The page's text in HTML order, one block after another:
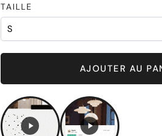
TAILLE
AJOUTER AU